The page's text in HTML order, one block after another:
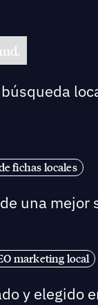
fichas locales
una
marketing local
y elegido